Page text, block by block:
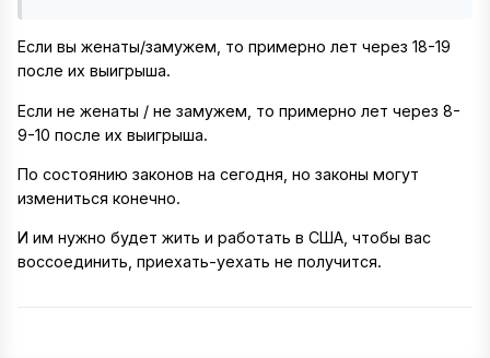
Если вы женаты/замужем, то примерно лет через 18-19
после их выигрыша.
Если не женаты / не замужем, то примерно лет через 8-
9-10 после их выигрыша.
По состоянию законов на сегодня, но законы могут
измениться конечно.
И им нужно будет жить и работать в США, чтобы вас
воссоединить, приехать-уехать не получится.